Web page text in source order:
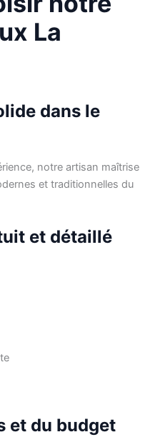
La
dans le
notre artisan maîtrise
et traditionnelles du
et détaillé
et du budget